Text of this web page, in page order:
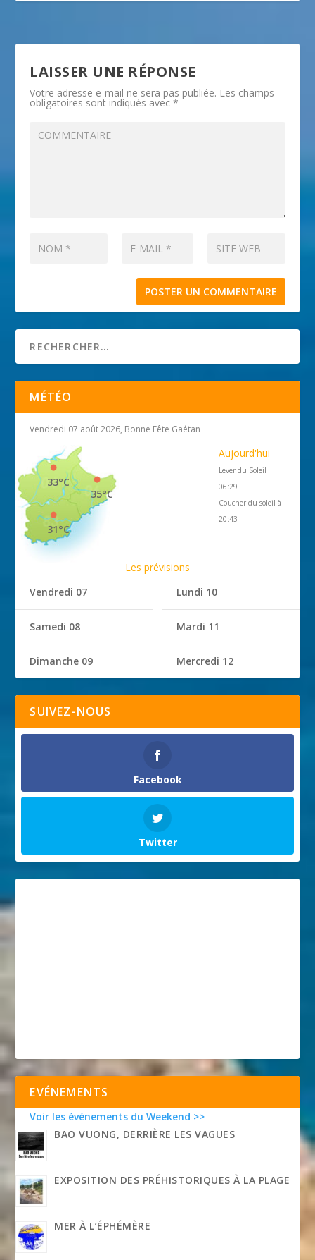
LAISSER UNE RÉPONSE
Votre adresse e-mail ne sera pas publiée. Les champs
obligatoires sont indiqués avec*
MÉTÉO
Vendredi 07 août 2026, Bonne Fête Gaétan
35°C
33°C
31°C
Aujourd'hui
Lever du Soleil
06:29
Coucher du soleil à
20:43
Les prévisions
Vendredi 07
Samedi 08
Dimanche 09
Lundi 10
Mardi 11
Mercredi 12
SUIVEZ-NOUS
Facebook
Twitter
EVÉNEMENTS
Voir les événements du Weekend >>
BAO VUONG, DERRIÈRE LES VAGUES
EXPOSITION DES PRÉHISTORIQUES À LA PLAGE
MER À L’ÉPHÉMÈRE